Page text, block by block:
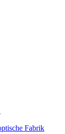
Fabrik